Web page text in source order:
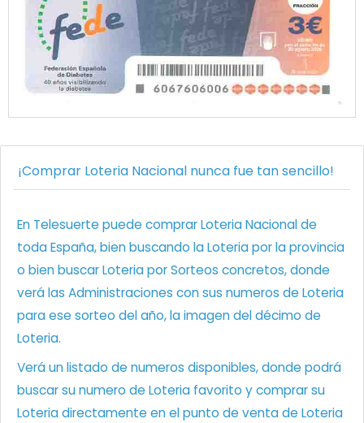
¡Comprar Loteria Nacional nunca fue tan sencillo!
En Telesuerte puede comprar Loteria Nacional de
toda España, bien buscando la Loteria por la provincia
o bien buscar Loteria por Sorteos concretos, donde
verá las Administraciones con sus numeros de Loteria
para ese sorteo del año, la imagen del décimo de
Loteria.
Verá un listado de numeros disponibles, donde podrá
buscar su numero de Loteria favorito y comprar su
Loteria directamente en el punto de venta de Loteria